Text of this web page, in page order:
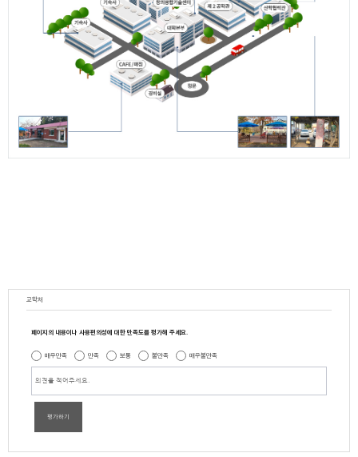
교학처
페이지의 내용이나 사용편의성에 대한 만족도를 평가해 주세요.
매우만족 만족 보통 불만족 매우불만족
평가하기